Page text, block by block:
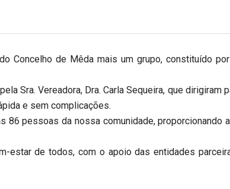
Concelho de Mêda mais um grupo, constituído
Sra. Vereadora, Dra. Carla Sequeira, que
e sem complicações.
pessoas da nossa comunidade, proporcionando
estar de todos, com o apoio das entidades